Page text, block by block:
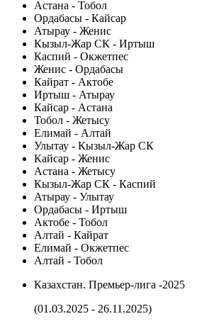
Астана - Тобол
Ордабасы - Кайсар
Атырау - Женис
Кызыл-Жар СК - Иртыш
Каспий - Окжетпес
Женис - Ордабасы
Кайрат - Актобе
Иртыш - Атырау
Кайсар - Астана
Тобол - Жетысу
Елимай - Алтай
Улытау - Кызыл-Жар СК
Кайсар - Женис
Астана - Жетысу
Кызыл-Жар СК - Каспий
Атырау - Улытау
Ордабасы - Иртыш
Актобе - Тобол
Алтай - Кайрат
Елимай - Окжетпес
Алтай - Тобол
Казахстан. Премьер-лига -2025
(01.03.2025 - 26.11.2025)